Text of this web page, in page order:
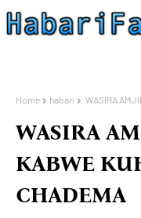
Home habari WASIRA
WASIRA
KABWE
CHADEMA